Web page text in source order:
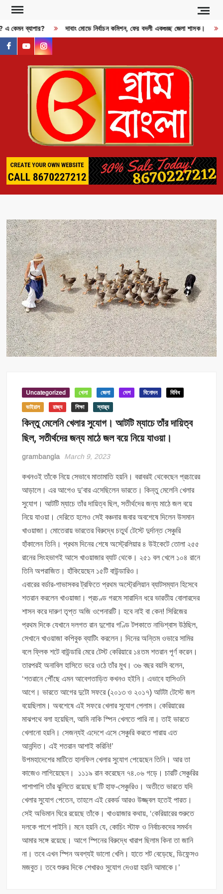
Skip
content
এ কেমন ব্যাপার? দাবাং মোডে নির্বাচন কমিশন, ফের বদলী একগুচ্ছ জেলা শাসক।
facebook
youtubeinstagram
Uncategorized খেলা জেলা দেশ বিনোদন বিবিধ
ভাইরাল রাজ্য শিক্ষা স্বাস্থ্য
কিন্তু মেলেনি খেলার সুযোগ। আটটি ম্যাচে তাঁর দায়িত্ব
ছিল, সতীর্থদের জন্য মাঠে জল বয়ে নিয়ে যাওয়া।
grambangla March 9, 2023
কখনওই তাঁকে নিয়ে সেভাবে মাতামাতি হয়নি। বরাবরই থেকেছেন প্রচারের
আড়ালে। এর আগেও দু’বার এসেছিলেন ভারতে। কিন্তু মেলেনি খেলার
সুযোগ। আটটি ম্যাচে তাঁর দায়িত্ব ছিল, সতীর্থদের জন্য মাঠে জল বয়ে
নিয়ে যাওয়া। দেরিতে হলেও সেই বঞ্চনার জবার অবশেষে দিলেন উসমান
খাওয়াজা। মোতেরায় ভারতের বিরুদ্ধে চতুর্থ টেস্টে দুর্দান্ত সেঞ্চুরি
হাঁকালেন তিনি। প্রথম দিনের শেষে অস্ট্রেলিয়ার ৪ উইকেটে তোলা ২৫৫
রানের সিংহভাগই আসে খাওয়াজার ব্যাট থেকে। ২৫১ বল খেলে ১০৪ রানে
তিনি অপরাজিত। হাঁকিয়েছেন ১৫টি বাউন্ডারিও।
এবারের বর্ডার-গাভাসকর ট্রফিতে প্রথম অস্ট্রেলিয়ান ব্যাটসম্যান হিসেবে
শতরান করলেন খাওয়াজা। প্রচণ্ড গরমে সারাদিন ধরে ভারতীয় বোলারদের
শাসন করে দারুণ তৃপ্ত অজি ওপেনারটি। হবে নাই বা কেন! সিরিজের
প্রথম দিকে যেখানে দলগত রান দুশোর গণ্ডি টপকাতে নাভিশ্বাস উঠছিল,
সেখানে খাওয়াজা কপিবুক ব্যাটিং করলেন। দিনের অন্তিম ওভারে সামির
বলে ফ্লিক শটে বাউন্ডারি মেরে টেস্ট কেরিয়ারে ১৪তম শতরান পূর্ণ করেন।
তারপরই অনাবিল হাসিতে ভরে ওঠে তাঁর মুখ। ৩৬ বছর বয়সি বলেন,
‘শতরানে পৌঁছে এমন আবেগতাড়িত কখনও হইনি। এভাবে হাসিওনি
আগে। ভারতে আগের দুটো সফরে (২০১৩ ও ২০১৭) আটটা টেস্টে জল
বয়েছিলাম। অবশেষে এই সফরে খেলার সুযোগ পেলাম। কেরিয়ারের
মাঝপথে বলা হয়েছিল, আমি নাকি স্পিন খেলতে পারি না। তাই ভারতে
খেলানো হয়নি। সেজন্যই এদেশে এসে সেঞ্চুরি করতে পারায় এত
আনন্দিত। এই শতরান আশাই করিনি!’
উপমহাদেশের মাটিতে হালফিল খেলার সুযোগ পেয়েছেন তিনি। আর তা
কাজেও লাগিয়েছেন। ১১১৯ রান করেছেন ৭৪.০৬ গড়ে। চারটি সেঞ্চুরির
পাশাপাশি তাঁর ঝুলিতে রয়েছে ছ’টি হাফ-সেঞ্চুরিও। অতীতে ভারতে যদি
খেলার সুযোগ পেতেন, তাহলে এই রেকর্ড আরও উজ্জ্বল হতেই পারত।
সেই অভিমান ঘিরে রয়েছে তাঁকে। খাওয়াজার কথায়, ‘কেরিয়ারের শুরুতে
দলকে পাশে পাইনি। মনে হয়নি যে, কোচিং স্টাফ ও নির্বাচকদের সমর্থন
আমার সঙ্গে রয়েছে। আগে স্পিনের বিরুদ্ধে খারাপ ছিলাম কিনা তা জানি
না। তবে এখন স্পিন অবশ্যই ভালো খেলি। হাতে শট বেড়েছে, ডিফেন্সও
মজবুত। তবে শুরুর দিকে শেখারও সুযোগ দেওয়া হয়নি আমাকে।’